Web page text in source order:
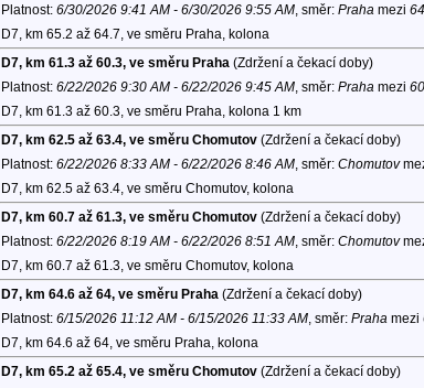
Platnost: 6/30/2026 9:41 AM - 6/30/2026 9:55 AM, směr: Praha mezi
D7, km 65.2 až 64.7, ve směru Praha, kolona
D7, km 61.3 až 60.3, ve směru Praha (Zdržení a čekací doby)
Platnost: 6/22/2026 9:30 AM - 6/22/2026 9:45 AM, směr: Praha mezi
D7, km 61.3 až 60.3, ve směru Praha, kolona 1 km
D7, km 62.5 až 63.4, ve směru Chomutov(Zdržení a čekací doby)
Platnost: 6/22/2026 8:33 AM - 6/22/2026 8:46 AM, směr: Chomutov
D7, km 62.5 až 63.4, ve směru Chomutov, kolona
D7, km 60.7 až 61.3, ve směru Chomutov(Zdržení a čekací doby)
Platnost: 6/22/2026 8:19 AM - 6/22/2026 8:51 AM, směr: Chomutov
D7, km 60.7 až 61.3, ve směru Chomutov, kolona
D7, km 64.6 až 64, ve směru Praha (Zdržení a čekací doby)
Platnost: 6/15/2026 11:12 AM - 6/15/2026 11:33 AM, směr: Praha mezi
D7, km 64.6 až 64, ve směru Praha, kolona
D7, km 65.2 až 65.4, ve směru Chomutov(Zdržení a čekací doby)